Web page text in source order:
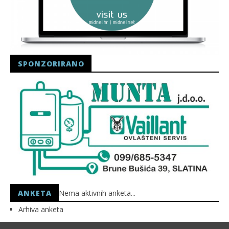
SPONZORIRANO
ANKETA
Nema aktivnih anketa...
Arhiva anketa